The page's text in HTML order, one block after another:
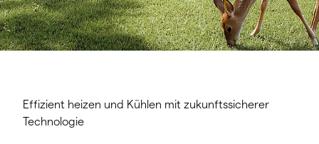
Effizient heizen und Kühlen mit zukunftssicherer
Technologie